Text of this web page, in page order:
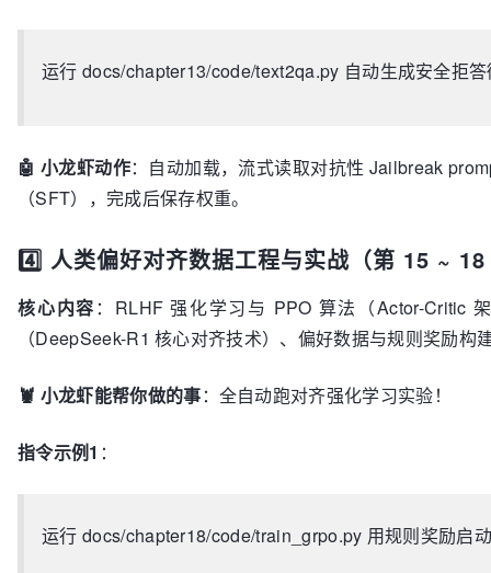
运行 docs/chapter13/code/text2qa.py 自动生成安全拒
🤖 小龙虾动作：自动加载，流式读取对抗性 Jailbreak
（SFT），完成后保存权重。
4️⃣ 人类偏好对齐数据工程与实战（第 15 ~
核心内容 ：RLHF 强化学习与 PPO 算法（Actor-Critic
（DeepSeek-R1 核心对齐技术）、偏好数据与规则奖励构
🦞 小龙虾能帮你做的事：全自动跑对齐强化学习实验！
指令示例1 ：
运行 docs/chapter18/code/train_grpo.py 用规则奖励启